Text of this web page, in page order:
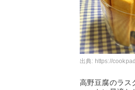
出典: https://
高野豆腐のラス